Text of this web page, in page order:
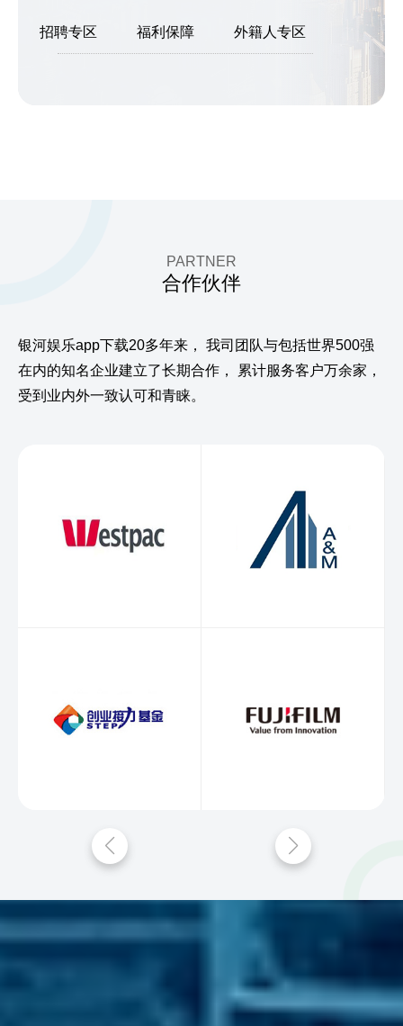
招聘专区 福利保障 外籍人专区
PARTNER
合作伙伴
银河娱乐app下载20多年来，
我司团队与包括世界500强
在内的知名企业建立了长期合作，
累计服务客户万余家，
受到业内外一致认可和青睐。